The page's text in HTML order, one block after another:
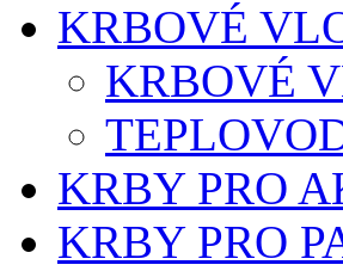
KRBOVÉ
KRBOVÉ
KRBY PRO
KRBY PRO